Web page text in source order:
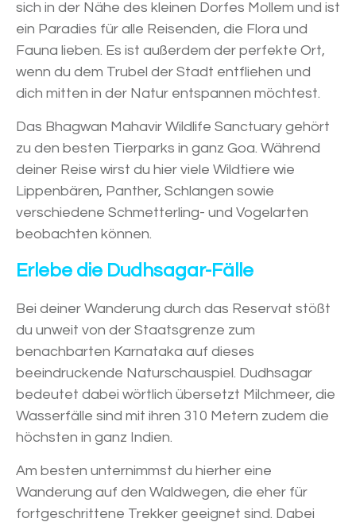
sich in der Nähe des kleinen Dorfes Mollem und ist
ein Paradies für alle Reisenden, die Flora und
Fauna lieben. Es ist außerdem der perfekte Ort,
wenn du dem Trubel der Stadt entfliehen und
dich mitten in der Natur entspannen möchtest.
Das Bhagwan Mahavir Wildlife Sanctuary gehört
zu den besten Tierparks in ganz Goa. Während
deiner Reise wirst du hier viele Wildtiere wie
Lippenbären, Panther, Schlangen sowie
verschiedene Schmetterling- und Vogelarten
beobachten können.
Erlebe die Dudhsagar-Fälle
Bei deiner Wanderung durch das Reservat stößt
du unweit von der Staatsgrenze zum
benachbarten Karnataka auf dieses
beeindruckende Naturschauspiel. Dudhsagar
bedeutet dabei wörtlich übersetzt Milchmeer, die
Wasserfälle sind mit ihren 310 Metern zudem die
höchsten in ganz Indien.
Am besten unternimmst du hierher eine
Wanderung auf den Waldwegen, die eher für
fortgeschrittene Trekker geeignet sind. Dabei